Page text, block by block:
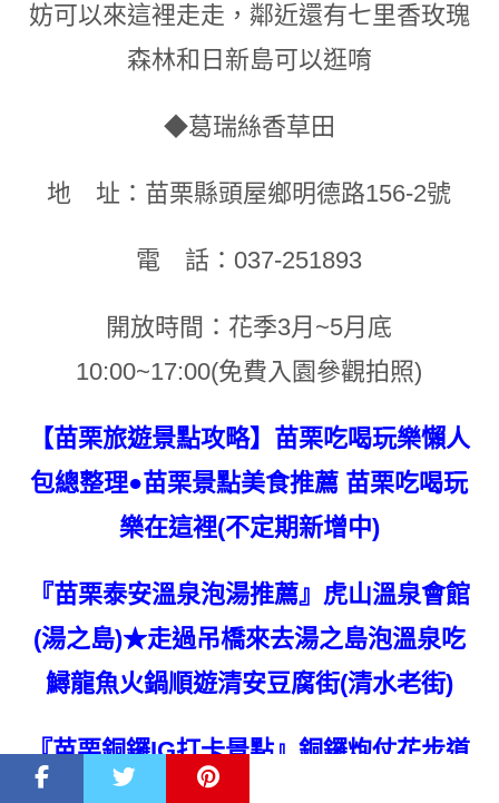
妨可以來這裡走走 ， 鄰近還有七里香玫瑰
森林和日新島可以逛唷
◆葛瑞絲香草田
地 址：苗栗縣頭屋鄉明德路156-2號
電 話：037-251893
開放時間：花季3月~5月底
10:00~17:00(免費入園參觀拍照)
【苗栗旅遊景點攻略】苗栗吃喝玩樂懶人
包總整理●苗栗景點美食推薦 苗栗吃喝玩
樂在這裡(不定期新增中)
『苗栗泰安溫泉泡湯推薦』虎山溫泉會館
(湯之島)★走過吊橋來去湯之島泡溫泉吃
鱘龍魚火鍋順遊清安豆腐街(清水老街)
『苗栗銅鑼IG打卡景點』銅鑼炮仗花步道
★銅鑼環保公園春季期間限定炮仗花牆/黃